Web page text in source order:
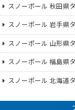
スノーポール 秋田県
スノーポール 岩手県
スノーポール 山形県
スノーポール 福島県
スノーポール 北海道